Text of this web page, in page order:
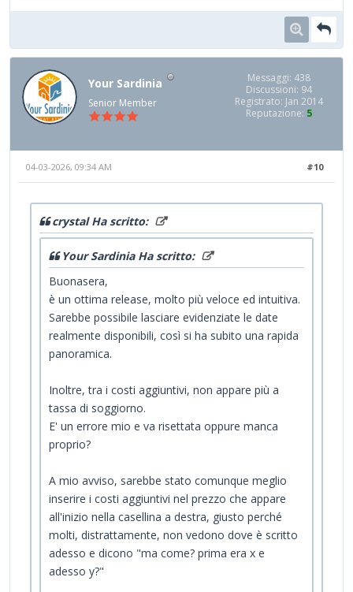
Your Sardinia
Senior Member
Messaggi: 438
Discussioni: 94
Registrato: Jan 2014
Reputazione: 5
#10
04-03-2026, 09:34 AM
crystal Ha scritto:
Your Sardinia Ha scritto:
Buonasera,
è un ottima release, molto più veloce ed intuitiva.
Sarebbe possibile lasciare evidenziate le date
realmente disponibili, così si ha subito una rapida
panoramica.
Inoltre, tra i costi aggiuntivi, non appare più a
tassa di soggiorno.
E' un errore mio e va risettata oppure manca
proprio?
A mio avviso, sarebbe stato comunque meglio
inserire i costi aggiuntivi nel prezzo che appare
all'inizio nella casellina a destra, giusto perché
molti, distrattamente, non vedono dove è scritto
adesso e dicono "ma come? prima era x e
adesso y?"